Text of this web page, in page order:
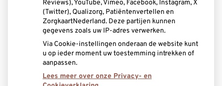
8.30 - 12.00
Aangesloten bij:
Reviews), YouTube, Vimeo, Facebook, Instagram, X
(Twitter), Qualizorg, Patiëntenvertellen en
ZorgkaartNederland. Deze partijen kunnen
gegevens zoals uw IP-adres verwerken.
Via Cookie-instellingen onderaan de website kunt
u op ieder moment uw toestemming intrekken of
aanpassen.
Lees meer over onze Privacy- en